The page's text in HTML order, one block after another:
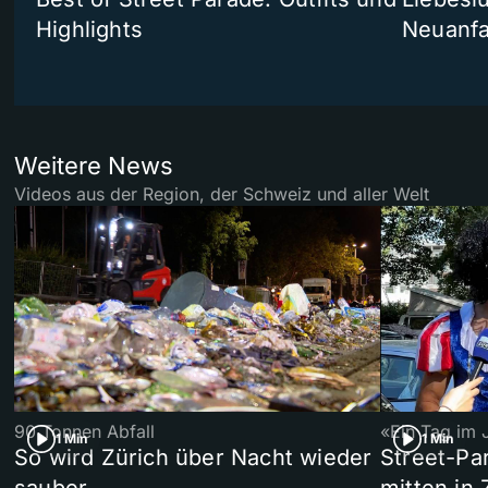
Highlights
Weitere News
Videos aus der Region, der Schweiz und aller Welt
1 Min
90 Tonnen Abfall
So wird Zürich über Nacht wieder
1 Min
«Ein Tag im
Street-